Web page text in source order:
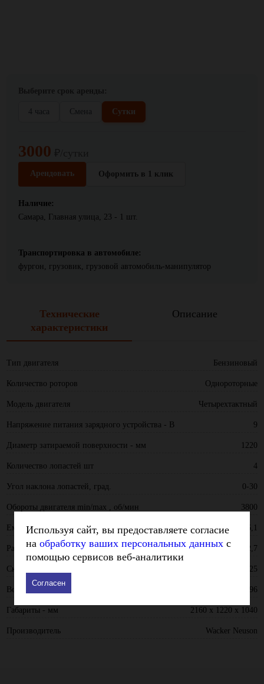
4 часа Смена Сутки
3000
Арендовать Оформить в 1 клик
Наличие:
Самара, Главная улица, 23 - 1 шт.
Транспортировка в автомобиле:
фургон, грузовик, грузовой автомобиль-манипулятор
Технические
характеристики
Описание
Тип двигателя Бензиновый
Количество роторов Однороторные
Модель двигателя Четырехтактный
Напряжение питания зарядного устройства - В 9
Диаметр затираемой поверхности - мм 1220
Количество лопастей шт 4
Угол наклона лопастей, град. 0-30
Обороты двигателя min/max , об/мин 3800
Емкость бака , л 6,1
Расход топлива, л/час 2,7
Скорость вращения лопастей , об/мин 60-125
Вес, кг 96
Габариты - мм 2160 x 1220 x 1040
Производитель Wacker Neuson
Используя сайт, вы предоставляете согласие
на обработку ваших персональных данных с
помощью сервисов веб-аналитики
Согласен